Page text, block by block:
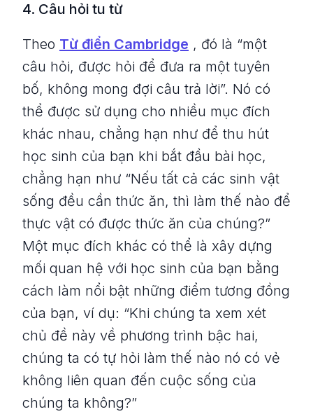
4. Câu hỏi tu từ
Theo Từ điển Cambridge , đó là “một
câu hỏi, được hỏi để đưa ra một tuyên
bố, không mong đợi câu trả lời”. Nó có
thể được sử dụng cho nhiều mục đích
khác nhau, chẳng hạn như để thu hút
học sinh của bạn khi bắt đầu bài học,
chẳng hạn như “Nếu tất cả các sinh vật
sống đều cần thức ăn, thì làm thế nào để
thực vật có được thức ăn của chúng?”
Một mục đích khác có thể là xây dựng
mối quan hệ với học sinh của bạn bằng
cách làm nổi bật những điểm tương đồng
của bạn, ví dụ: “Khi chúng ta xem xét
chủ đề này về phương trình bậc hai,
chúng ta có tự hỏi làm thế nào nó có vẻ
không liên quan đến cuộc sống của
chúng ta không?”